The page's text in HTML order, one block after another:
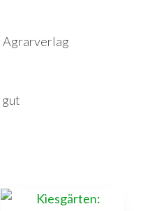
Agrarverlag
gut